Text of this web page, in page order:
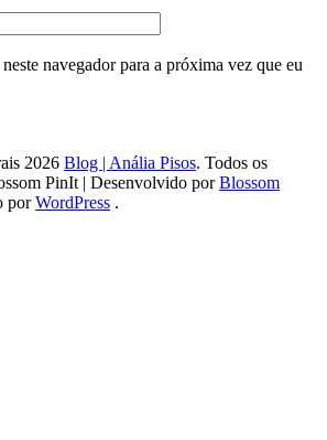
navegador para a próxima vez que eu
2026 Blog | Anália Pisos. Todos os
PinIt | Desenvolvido porBlossom
porWordPress .